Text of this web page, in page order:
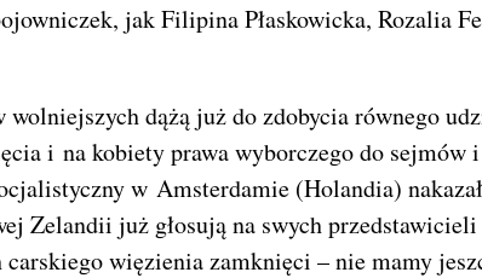
jak Filipina Płaskowicka, Rozalia
dążą już do zdobycia równego
i na kobiety prawa wyborczego do
w Amsterdamie (Holandia)
Zelandii już głosują na swych
więzienia zamknięci – nie mamy